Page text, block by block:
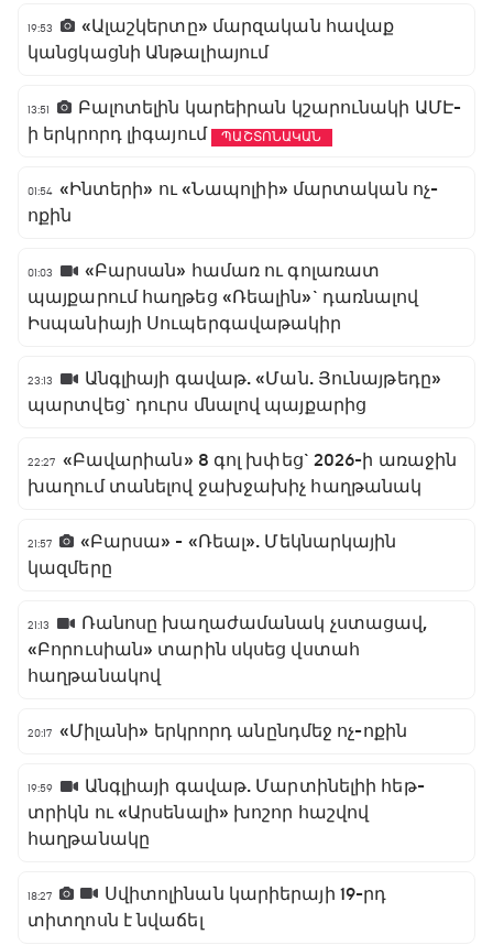
19:53
«Ալաշկերտը» մարզական հավաք
կանցկացնի Անթալիայում
13:51
Բալոտելին կարեիրան կշարունակի ԱՄԷ-
ի երկրորդ լիգայում
ՊԱՇՏՈՆԱԿԱՆ
01:54 «Ինտերի» ու «Նապոլիի» մարտական ոչ-
ոքին
01:03
«Բարսան» համառ ու գոլառատ
պայքարում հաղթեց «Ռեալին»` դառնալով
Իսպանիայի Սուպերգավաթակիր
23:13
Անգլիայի գավաթ. «Ման. Յունայթեդը»
պարտվեց` դուրս մնալով պայքարից
22:27 «Բավարիան» 8 գոլ խփեց` 2026-ի առաջին
խաղում տանելով ջախջախիչ հաղթանակ
21:57
«Բարսա» - «Ռեալ». Մեկնարկային
կազմերը
21:13
Ռանոսը խաղաժամանակ չստացավ,
«Բորուսիան» տարին սկսեց վստահ
հաղթանակով
20:17 «Միլանի» երկրորդ անընդմեջ ոչ-ոքին
19:59
Անգլիայի գավաթ. Մարտինելիի հեթ-
տրիկն ու «Արսենալի» խոշոր հաշվով
հաղթանակը
18:27
Սվիտոլինան կարիերայի 19-րդ
տիտղոսն է նվաճել